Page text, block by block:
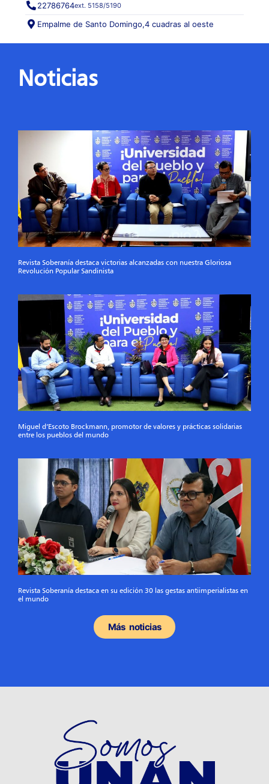
22786764ext. 5158/5190
Empalme de Santo Domingo,4 cuadras al oeste
Noticias
Revista Soberanía destaca victorias alcanzadas con nuestra Gloriosa
Revolución Popular Sandinista
Miguel d’Escoto Brockmann, promotor de valores y prácticas solidarias
entre los pueblos del mundo
Revista Soberanía destaca en su edición 30 las gestas antiimperialistas en
el mundo
Más noticias